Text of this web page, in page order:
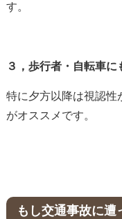
す。
３，歩行者・自転車に
特に夕方以降は視認性
がオススメです。
もし交通事故に